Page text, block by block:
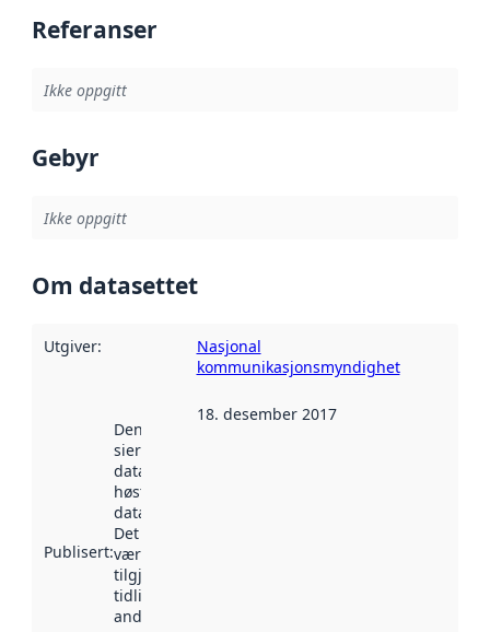
Referanser
Ikke oppgitt
Gebyr
Ikke oppgitt
Om datasettet
Utgiver:
Nasjonal
kommunikasjonsmyndighet
Publisert:
Denne datoen
sier når
datasettet ble
høstet av
data.norge.no.
Det kan ha
vært
tilgjengelig
tidligere
andre steder.
18. desember 2017